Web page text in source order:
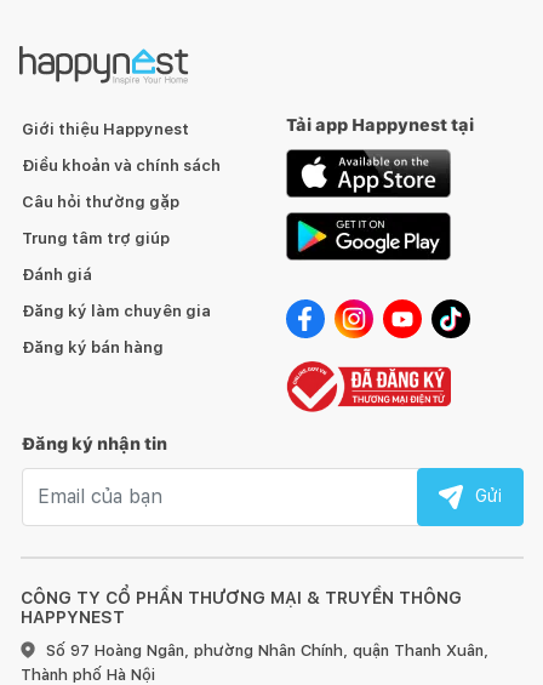
hàng thân thiện, JYSK sẽ giúp bạn hài lòng và yên tâm khi mua
sắm. Xem thêm sản phẩm nội thất - trang trí - gia dụng - chăn
CÔNG TY CỔ PHẦN THƯƠNG MẠI & TRUYỀN THÔNG
HAPPYNEST
Số 97 Hoàng Ngân, phường Nhân Chính, quận Thanh Xuân,
Thành phố Hà Nội
Giới thiệu Happynest
Điều khoản và chính sách
Câu hỏi thường gặp
Trung tâm trợ giúp
Đánh giá
Đăng ký làm chuyên gia
Đăng ký bán hàng
Tải app Happynest tại
Đăng ký nhận tin
Gửi